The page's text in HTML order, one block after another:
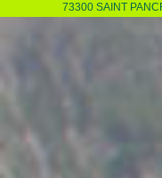
73300 SAINT